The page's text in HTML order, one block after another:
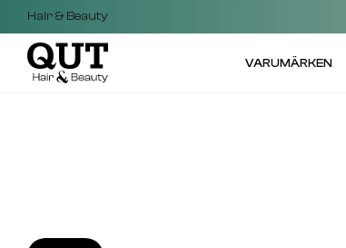
Hair & Beauty
VARUMÄRKEN